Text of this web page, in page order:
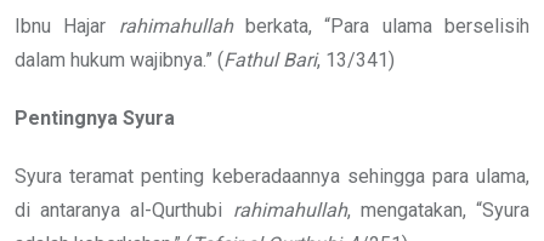
Ibnu Hajar rahimahullahberkata, “Para ulama berselisih
dalam hukum wajibnya.” (Fathul Bari, 13/341)
Pentingnya Syura
Syura teramat penting keberadaannya sehingga para ulama,
di antaranya al-Qurthubi rahimahullah, mengatakan, “Syura